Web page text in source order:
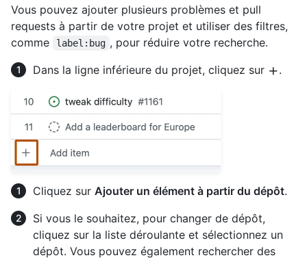
Vous pouvez ajouter plusieurs problèmes et pull
requests à partir de votre projet et utiliser des filtres,
comme
label:bug , pour réduire votre recherche.
Dans la ligne inférieure du projet, cliquez sur
.
Cliquez sur Ajouter un élément à partir du dépôt.
Si vous le souhaitez, pour changer de dépôt,
cliquez sur la liste déroulante et sélectionnez un
dépôt. Vous pouvez également rechercher des